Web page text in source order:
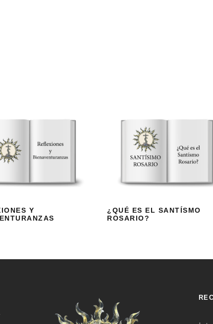
Y
Y
¿QUÉ ES EL
SANTÍSMO
¿QUÉ ES EL SANTÍSMO
ROSARIO?